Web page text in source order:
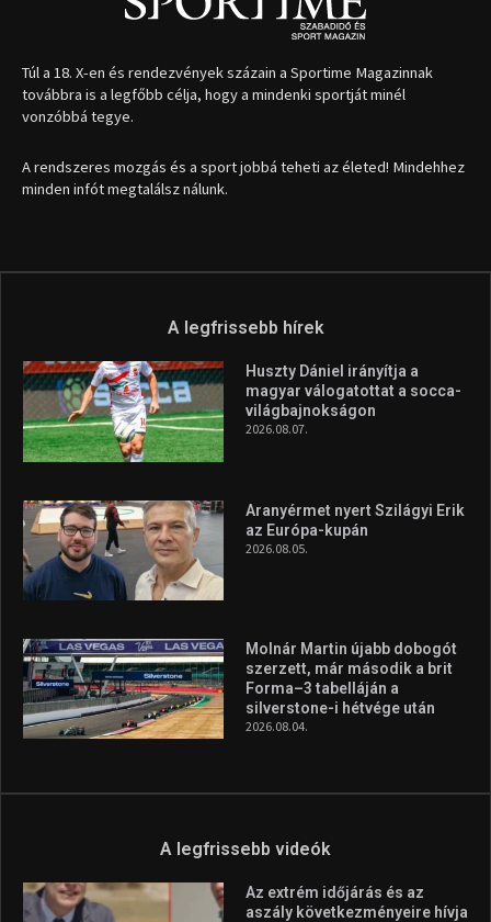
Túl a 18. X-en és rendezvények százain a Sportime Magazinnak
továbbra is a legfőbb célja, hogy a mindenki sportját minél
vonzóbbá tegye.
A rendszeres mozgás és a sport jobbá teheti az életed! Mindehhez
minden infót megtalálsz nálunk.
A legfrissebb hírek
Huszty Dániel irányítja a
magyar válogatottat a socca-
világbajnokságon
2026.08.07.
Aranyérmet nyert Szilágyi Erik
az Európa-kupán
2026.08.05.
Molnár Martin újabb dobogót
szerzett, már második a brit
Forma–3 tabelláján a
silverstone-i hétvége után
2026.08.04.
A legfrissebb videók
Az extrém időjárás és az
aszály következményeire hívja